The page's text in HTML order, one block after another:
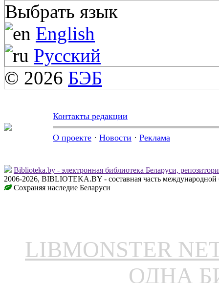
Выбрать язык
English
Русский
© 2026 БЭБ
Контакты редакции
О проекте · Новости · Реклама
Biblioteka.by - электронная библиотека Беларуси,
2006-2026, BIBLIOTEKA.BY - составная часть
Сохраняя наследие Беларуси
LIBMONSTER
ОДНА